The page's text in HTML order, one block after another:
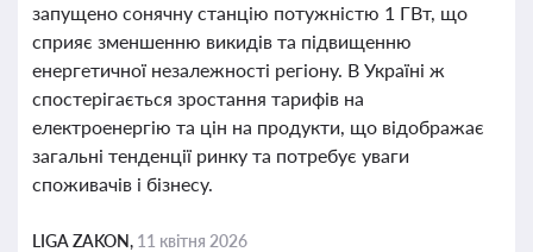
запущено сонячну станцію потужністю 1 ГВт, що
сприяє зменшенню викидів та підвищенню
енергетичної незалежності регіону. В Україні ж
спостерігається зростання тарифів на
електроенергію та цін на продукти, що відображає
загальні тенденції ринку та потребує уваги
споживачів і бізнесу.
LIGA ZAKON, 11 квітня 2026